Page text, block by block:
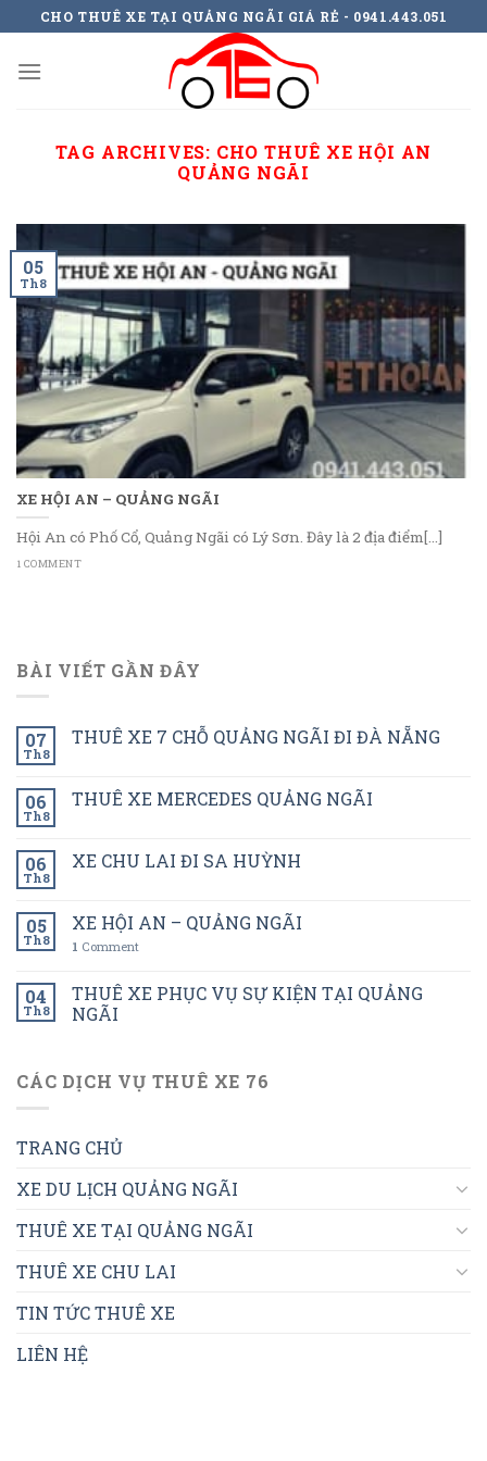
to
content
CHO THUÊ XE TẠI QUẢNG NGÃI GIÁ RẺ - 0941.443.051
TAG ARCHIVES: CHO THUÊ XE HỘI AN
QUẢNG NGÃI
XE HỘI AN – QUẢNG NGÃI
Hội An có Phố Cổ, Quảng Ngãi có Lý Sơn. Đây là 2 địa điểm[...]
1 COMMENT
05
Th8
BÀI VIẾT GẦN ĐÂY
07
Th8
THUÊ XE 7 CHỖ QUẢNG NGÃI ĐI ĐÀ NẴNG
06
Th8
THUÊ XE MERCEDES QUẢNG NGÃI
06
Th8
XE CHU LAI ĐI SA HUỲNH
05
Th8
XE HỘI AN – QUẢNG NGÃI
1 Comment
04
Th8
THUÊ XE PHỤC VỤ SỰ KIỆN TẠI QUẢNG
NGÃI
CÁC DỊCH VỤ THUÊ XE 76
TRANG CHỦ
XE DU LỊCH QUẢNG NGÃI
THUÊ XE TẠI QUẢNG NGÃI
THUÊ XE CHU LAI
TIN TỨC THUÊ XE
LIÊN HỆ